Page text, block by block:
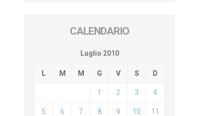
CALENDARIO
Luglio 2010
L M M G V S D
1 2 3 4
5 6 7 8 9 10 11